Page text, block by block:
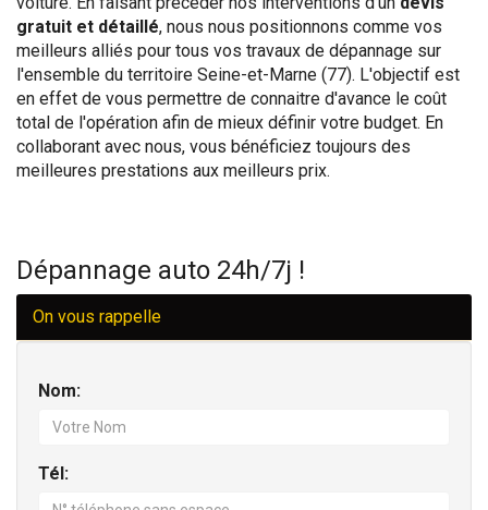
gratuit et détaillé, nous nous positionnons comme vos
meilleurs alliés pour tous vos travaux de dépannage sur
l'ensemble du territoire Seine-et-Marne (77). L'objectif est
en effet de vous permettre de connaitre d'avance le coût
total de l'opération afin de mieux définir votre budget. En
collaborant avec nous, vous bénéficiez toujours des
meilleures prestations aux meilleurs prix.
Dépannage auto 24h/7j !
On vous rappelle
Nom:
Tél: